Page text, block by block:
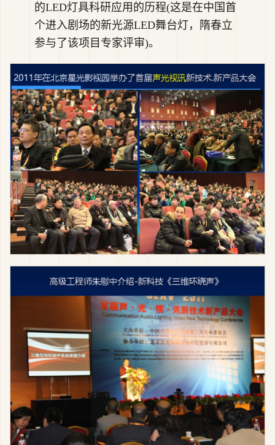
的LED灯具科研应用的历程(这是在中国首
个进入剧场的新光源LED舞台灯，隋春立
参与了该项目专家评审)。